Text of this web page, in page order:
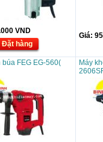
VND
Đặt hàng
Giá:
búa FEG EG-560(
Máy